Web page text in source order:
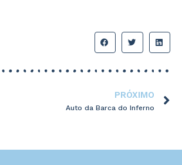
PRÓXIMO
Auto da Barca do Inferno